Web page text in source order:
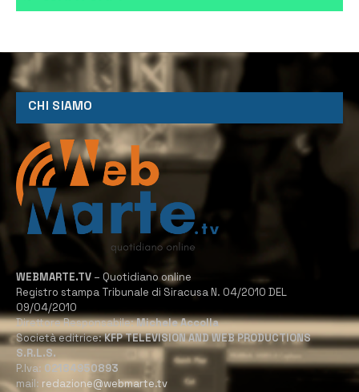
CHI SIAMO
WEBMARTE.TV – Quotidiano online
Registro stampa Tribunale di Siracusa N. 04/2010 DEL
09/04/2010
Direttore Responsabile:Michele Accolla
Società editrice:KFP TELEVISION AND WEB PRODUCTIONS
S.R.L.S.
P.Iva: 02184950893
mail: redazione@webmarte.tv